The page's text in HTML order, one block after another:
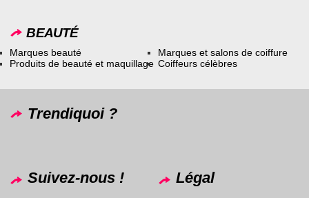
BEAUTÉ
Marques beauté
Produits de beauté et maquillage
Marques et salons de coiffure
Coiffeurs célèbres
Trendiquoi ?
Suivez-nous ! Légal